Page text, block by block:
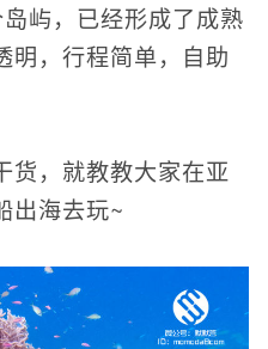
屿，已经形成了成熟
明，行程简单，自助
货，就教教大家在亚
出海去玩~